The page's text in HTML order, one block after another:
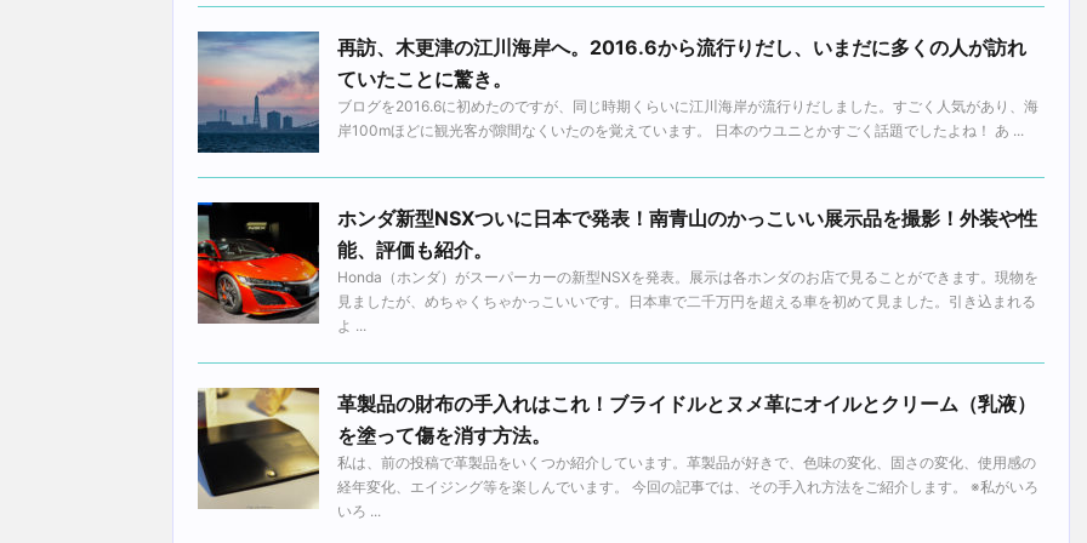
再訪、木更津の江川海岸へ。2016.6から流行りだし、いまだに多くの人が訪れ
ていたことに驚き。
ブログを2016.6に初めたのですが、同じ時期くらいに江川海岸が流行りだしました。すごく人気があり、海
岸100mほどに観光客が隙間なくいたのを覚えています。 日本のウユニとかすごく話題でしたよね！ あ ...
ホンダ新型NSXついに日本で発表！南青山のかっこいい展示品を撮影！外装や性
能、評価も紹介。
Honda（ホンダ）がスーパーカーの新型NSXを発表。展示は各ホンダのお店で見ることができます。現物を
見ましたが、めちゃくちゃかっこいいです。日本車で二千万円を超える車を初めて見ました。引き込まれる
よ ...
革製品の財布の手入れはこれ！ブライドルとヌメ革にオイルとクリーム（乳液）
を塗って傷を消す方法。
私は、前の投稿で革製品をいくつか紹介しています。革製品が好きで、色味の変化、固さの変化、使用感の
経年変化、エイジング等を楽しんでいます。 今回の記事では、その手入れ方法をご紹介します。 ※私がいろ
いろ ...